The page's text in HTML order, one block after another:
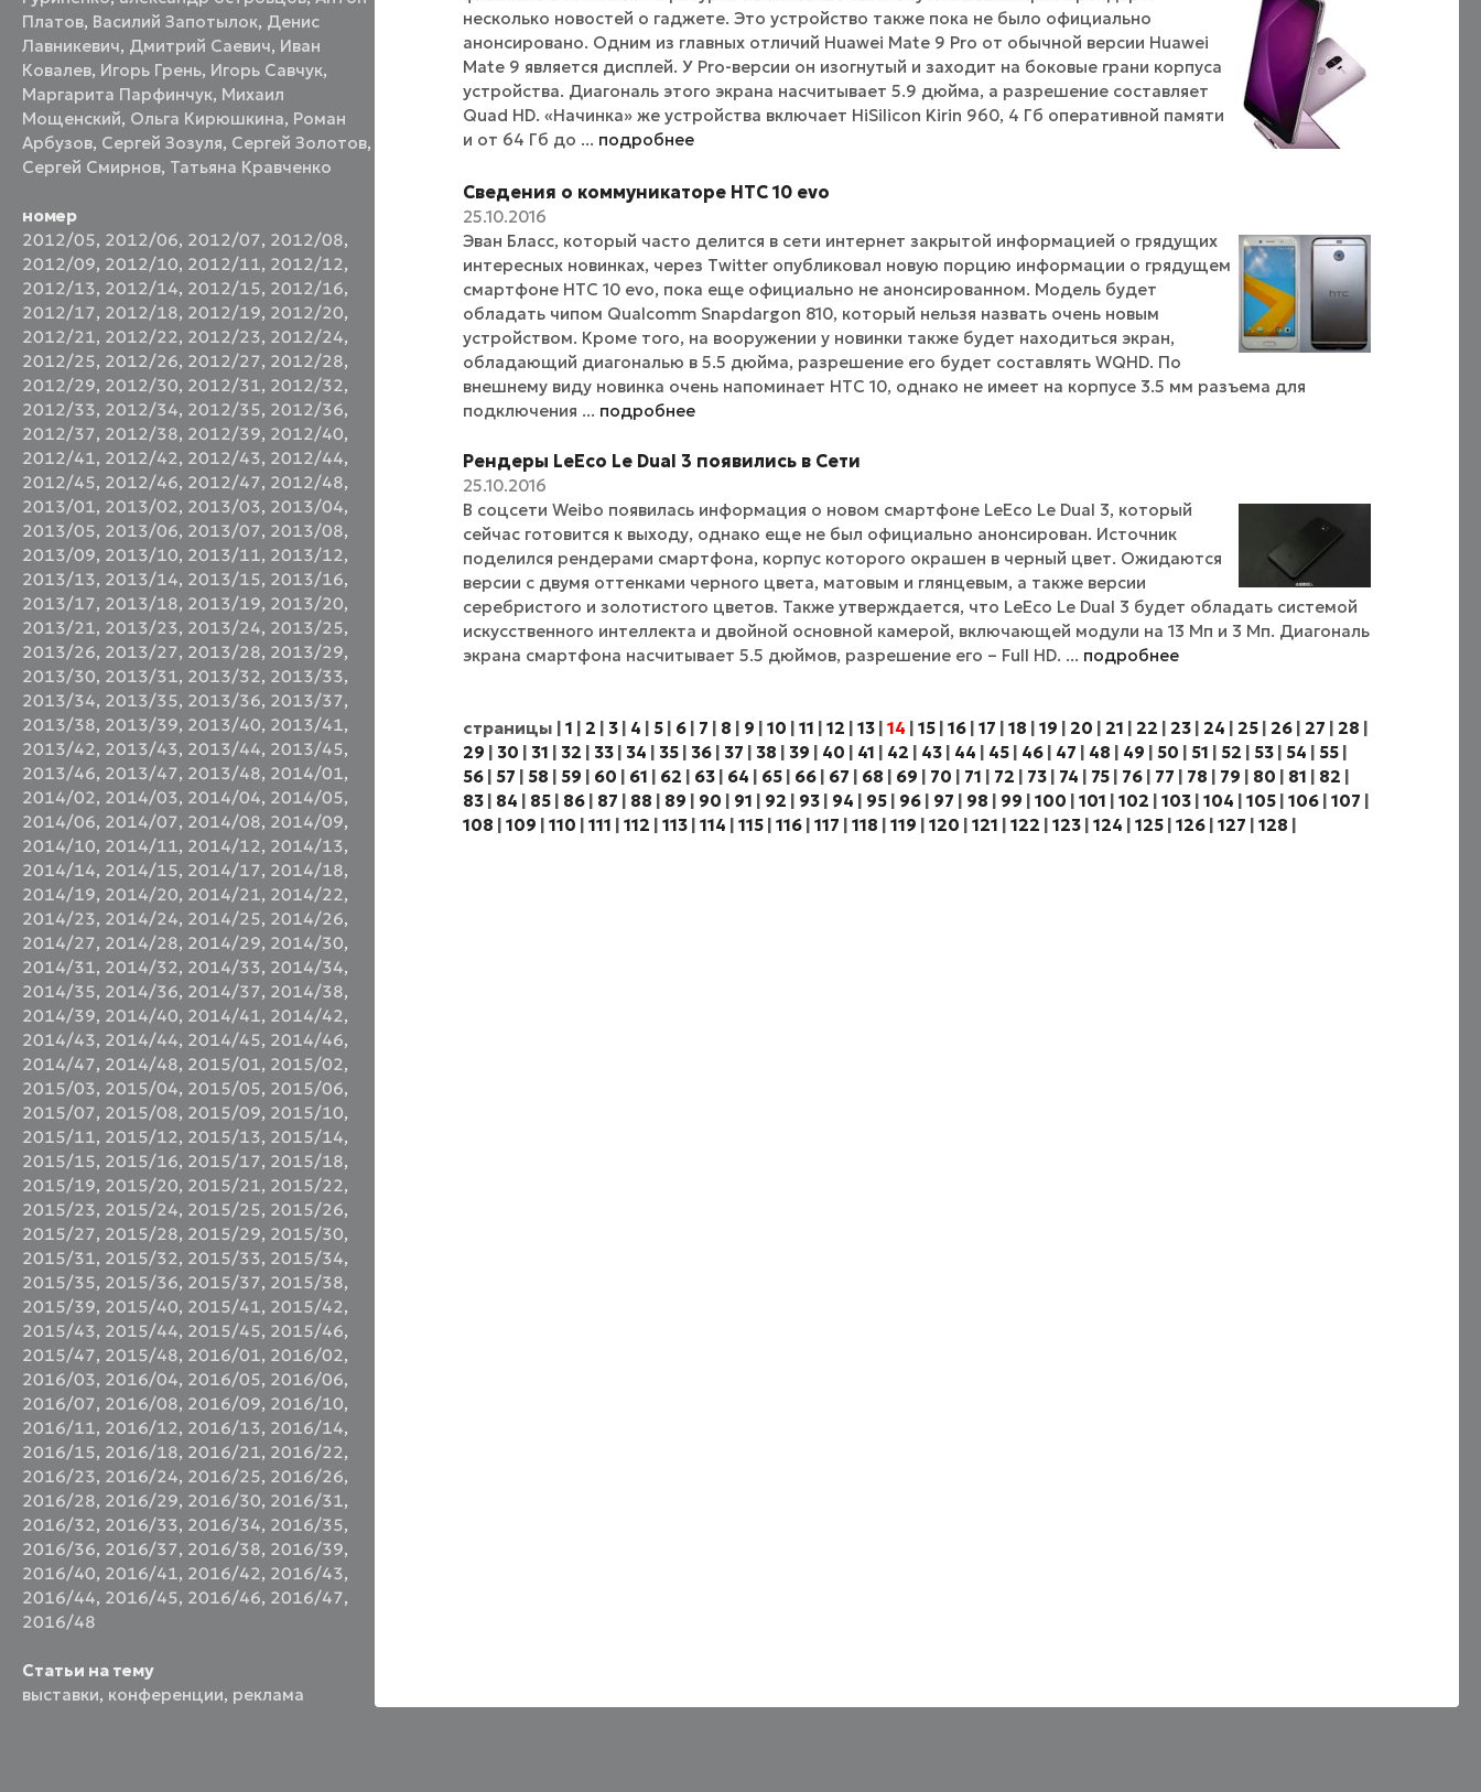
Платов, Василий Запотылок, Денис
Лавникевич, Дмитрий Саевич, Иван
Ковалев, Игорь Грень, Игорь Савчук,
Маргарита Парфинчук, Михаил
Мощенский, Ольга Кирюшкина, Роман
Арбузов, Сергей Зозуля, Сергей Золотов,
Сергей Смирнов, Татьяна Кравченко
номер
2012/05, 2012/06, 2012/07, 2012/08,
2012/09, 2012/10, 2012/11, 2012/12,
2012/13, 2012/14, 2012/15, 2012/16,
2012/17, 2012/18, 2012/19, 2012/20,
2012/21, 2012/22, 2012/23, 2012/24,
2012/25, 2012/26, 2012/27, 2012/28,
2012/29, 2012/30, 2012/31, 2012/32,
2012/33, 2012/34, 2012/35, 2012/36,
2012/37, 2012/38, 2012/39, 2012/40,
2012/41, 2012/42, 2012/43, 2012/44,
2012/45, 2012/46, 2012/47, 2012/48,
2013/01, 2013/02, 2013/03, 2013/04,
2013/05, 2013/06, 2013/07, 2013/08,
2013/09, 2013/10, 2013/11, 2013/12,
2013/13, 2013/14, 2013/15, 2013/16,
2013/17, 2013/18, 2013/19, 2013/20,
2013/21, 2013/23, 2013/24, 2013/25,
2013/26, 2013/27, 2013/28, 2013/29,
2013/30, 2013/31, 2013/32, 2013/33,
2013/34, 2013/35, 2013/36, 2013/37,
2013/38, 2013/39, 2013/40, 2013/41,
2013/42, 2013/43, 2013/44, 2013/45,
2013/46, 2013/47, 2013/48, 2014/01,
2014/02, 2014/03, 2014/04, 2014/05,
2014/06, 2014/07, 2014/08, 2014/09,
2014/10, 2014/11, 2014/12, 2014/13,
2014/14, 2014/15, 2014/17, 2014/18,
2014/19, 2014/20, 2014/21, 2014/22,
2014/23, 2014/24, 2014/25, 2014/26,
2014/27, 2014/28, 2014/29, 2014/30,
2014/31, 2014/32, 2014/33, 2014/34,
2014/35, 2014/36, 2014/37, 2014/38,
2014/39, 2014/40, 2014/41, 2014/42,
2014/43, 2014/44, 2014/45, 2014/46,
2014/47, 2014/48, 2015/01, 2015/02,
2015/03, 2015/04, 2015/05, 2015/06,
2015/07, 2015/08, 2015/09, 2015/10,
2015/11, 2015/12, 2015/13, 2015/14,
2015/15, 2015/16, 2015/17, 2015/18,
2015/19, 2015/20, 2015/21, 2015/22,
2015/23, 2015/24, 2015/25, 2015/26,
2015/27, 2015/28, 2015/29, 2015/30,
2015/31, 2015/32, 2015/33, 2015/34,
2015/35, 2015/36, 2015/37, 2015/38,
2015/39, 2015/40, 2015/41, 2015/42,
2015/43, 2015/44, 2015/45, 2015/46,
2015/47, 2015/48, 2016/01, 2016/02,
2016/03, 2016/04, 2016/05, 2016/06,
2016/07, 2016/08, 2016/09, 2016/10,
2016/11, 2016/12, 2016/13, 2016/14,
2016/15, 2016/18, 2016/21, 2016/22,
2016/23, 2016/24, 2016/25, 2016/26,
2016/28, 2016/29, 2016/30, 2016/31,
2016/32, 2016/33, 2016/34, 2016/35,
2016/36, 2016/37, 2016/38, 2016/39,
2016/40, 2016/41, 2016/42, 2016/43,
2016/44, 2016/45, 2016/46, 2016/47,
2016/48
Статьи на тему
выставки, конференции, реклама
несколько новостей о гаджете. Это устройство также пока не было официально
анонсировано. Одним из главных отличий Huawei Mate 9 Pro от обычной версии Huawei
Mate 9 является дисплей. У Pro-версии он изогнутый и заходит на боковые грани корпуса
устройства. Диагональ этого экрана насчитывает 5.9 дюйма, а разрешение составляет
Quad HD. «Начинка» же устройства включает HiSilicon Kirin 960, 4 Гб оперативной памяти
и от 64 Гб до ... подробнее
Cведения о коммуникаторе HTC 10 evo
25.10.2016
Эван Бласс, который часто делится в сети интернет закрытой информацией о грядущих
интересных новинках, через Twitter опубликовал новую порцию информации о грядущем
смартфоне HTC 10 evo, пока еще официально не анонсированном. Модель будет
обладать чипом Qualcomm Snapdargon 810, который нельзя назвать очень новым
устройством. Кроме того, на вооружении у новинки также будет находиться экран,
обладающий диагональю в 5.5 дюйма, разрешение его будет составлять WQHD. По
внешнему виду новинка очень напоминает HTC 10, однако не имеет на корпусе 3.5 мм разъема для
подключения ... подробнее
Рендеры LeEco Le Dual 3 появились в Сети
25.10.2016
В соцсети Weibo появилась информация о новом смартфоне LeEco Le Dual 3, который
сейчас готовится к выходу, однако еще не был официально анонсирован. Источник
поделился рендерами смартфона, корпус которого окрашен в черный цвет. Ожидаются
версии с двумя оттенками черного цвета, матовым и глянцевым, а также версии
серебристого и золотистого цветов. Также утверждается, что LeEco Le Dual 3 будет обладать системой
искусственного интеллекта и двойной основной камерой, включающей модули на 13 Мп и 3 Мп. Диагональ
экрана смартфона насчитывает 5.5 дюймов, разрешение его – Full HD. ... подробнее
страницы 1 2 3| 4 5| 6| 7 8 9 10 11 12 13| 14 15| 16| 17 18 19 20 21 22 23| 24 25| 26| 27 28
29
30 31 32 33| 34 35| 36| 37 38 39 40 41 42 43| 44 45| 46| 47 48 49 50 51 52 53| 54 55|
56| 57 58 59 60 61 62 63| 64 65| 66| 67 68 69 70 71 72 73| 74 75| 76| 77 78 79 80 81 82
83| 84 85| 86| 87 88 89 90 91 92 93| 94 95| 96| 97 98 99 100 101 102 103| 104 105| 106| 107
108
109 110 111 112 113| 114 115| 116| 117 118 119 120 121 122 123| 124 125| 126| 127 128